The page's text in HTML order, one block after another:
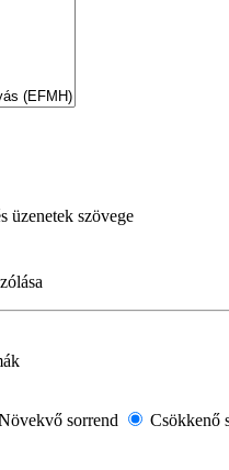
üzenetek szövege
sorrend
Csökkenő